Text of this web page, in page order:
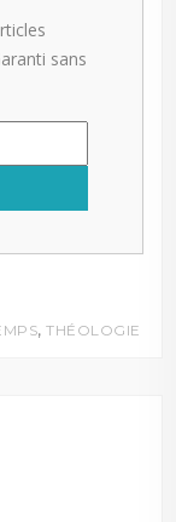
sans
,THÉOLOGIE